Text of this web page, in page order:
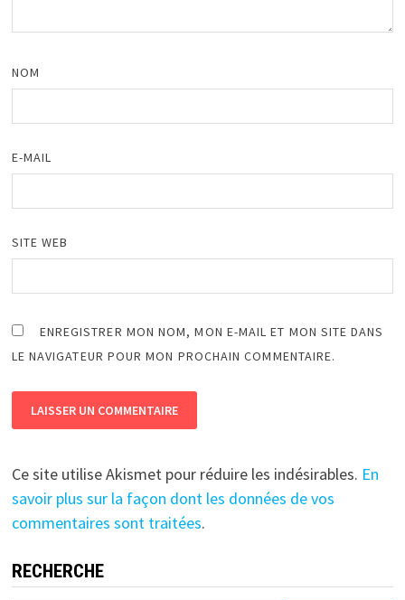
NOM
E-MAIL
SITE WEB
ENREGISTRER MON NOM, MON E-MAIL ET MON SITE DANS
LE NAVIGATEUR POUR MON PROCHAIN COMMENTAIRE.
Ce site utilise Akismet pour réduire les indésirables. En
savoir plus sur la façon dont les données de vos
commentaires sont traitées.
RECHERCHE